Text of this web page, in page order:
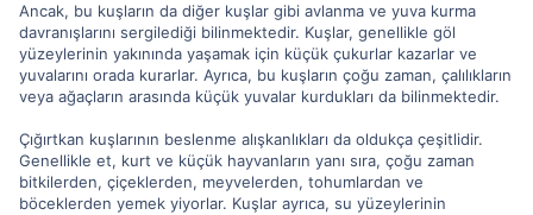
Ancak, bu kuşların da diğer kuşlar gibi avlanma ve yuva kurma
davranışlarını sergilediği bilinmektedir. Kuşlar, genellikle göl
yüzeylerinin yakınında yaşamak için küçük çukurlar kazarlar ve
yuvalarını orada kurarlar. Ayrıca, bu kuşların çoğu zaman, çalılıkların
veya ağaçların arasında küçük yuvalar kurdukları da bilinmektedir.
Çığırtkan kuşlarının beslenme alışkanlıkları da oldukça çeşitlidir.
Genellikle et, kurt ve küçük hayvanların yanı sıra, çoğu zaman
bitkilerden, çiçeklerden, meyvelerden, tohumlardan ve
böceklerden yemek yiyorlar. Kuşlar ayrıca, su yüzeylerinin